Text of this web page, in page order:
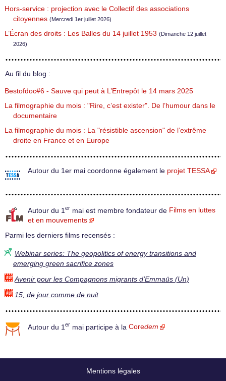
Hors-service : projection avec le Collectif des associations
citoyennes (Mercredi 1er juillet 2026)
L’Écran des droits : Les Balles du 14 juillet 1953 (Dimanche 12 juillet
2026)
Au fil du blog :
Bestofdoc#6 - Sauve qui peut à L’Entrepôt le 14 mars 2025
La filmographie du mois : "Rire, c’est exister". De l’humour dans le
documentaire
La filmographie du mois : La "résistible ascension" de l’extrême
droite en France et en Europe
Autour du 1er mai coordonne également le projet TESSA
Autour du 1 er mai est membre fondateur de Films en luttes
et en mouvements
Parmi les derniers films recensés :
Webinar series: The geopolitics of energy transitions and
emerging green sacrifice zones
Avenir pour les Compagnons migrants d’Emmaüs (Un)
15, de jour comme de nuit
Autour du 1 er mai participe à la Coredem
Mentions légales